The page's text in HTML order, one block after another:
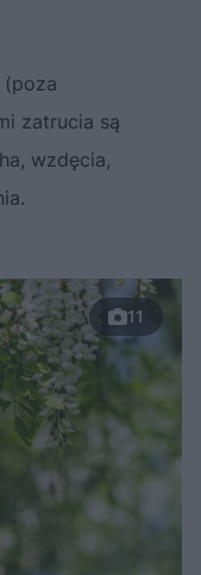
(poza
zatrucia są
wzdęcia,
11